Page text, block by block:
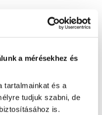
a mérésekhez és
tartalmainkat és a
tudjuk szabni, de
is.